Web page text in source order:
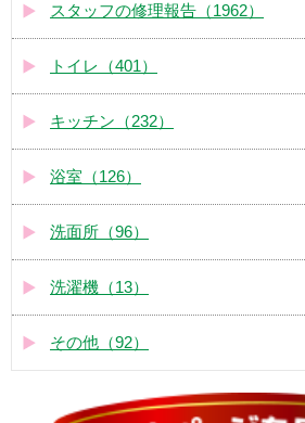
スタッフの修理報告（1962）
トイレ（401）
キッチン（232）
浴室（126）
洗面所（96）
洗濯機（13）
その他（92）